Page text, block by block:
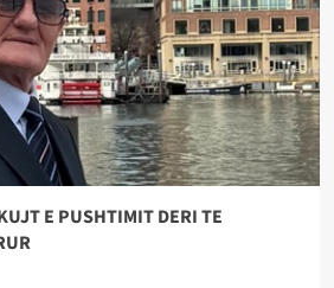
E PUSHTIMIT DERI TE